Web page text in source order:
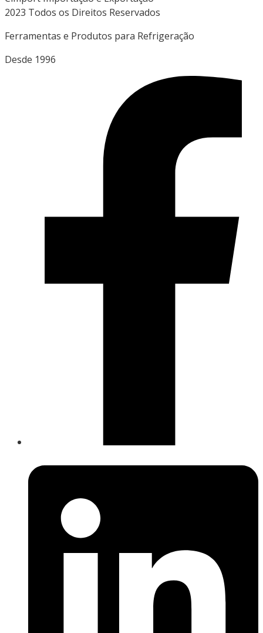
2023 Todos os Direitos Reservados
Ferramentas e Produtos para Refrigeração
Desde 1996